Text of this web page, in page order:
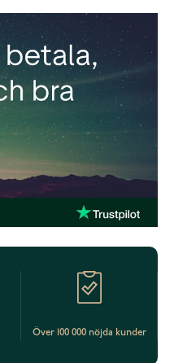
Över 100 000 nöjda kunder